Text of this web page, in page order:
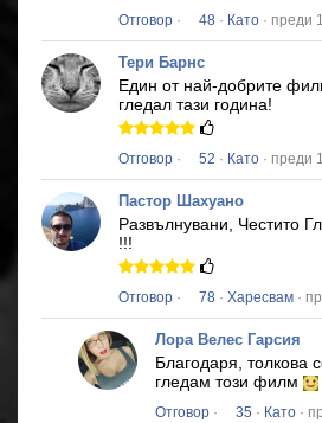
Отговор · 48 · Като · преди
Тери Барнс
Един от най-добрите
гледал тази година!
Отговор · 52 · Като · преди
Пастор Шахуано
Развълнувани, Честито
!!!
Отговор · 78 · Харесвам ·
Лора Велес Гарсия
Благодаря, толкова
гледам този филм
Отговор · 35 · Като ·